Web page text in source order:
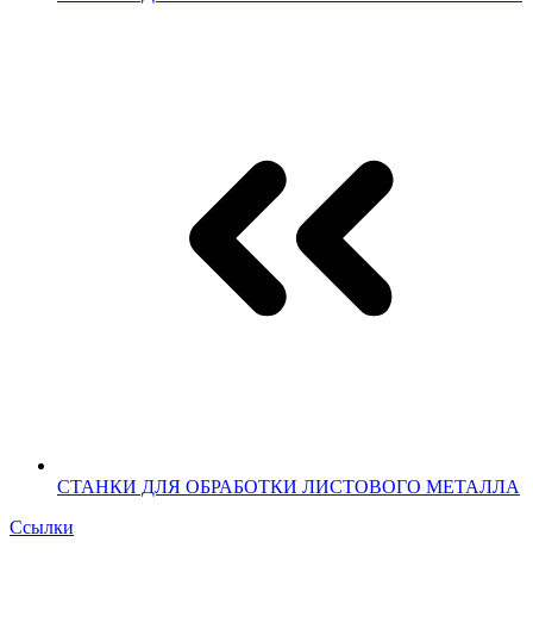
СТАНКИ ДЛЯ ОБРАБОТКИ ЛИСТОВОГО МЕТАЛЛА
Ссылки